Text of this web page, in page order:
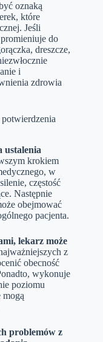
oznaką
które
Jeśli
do
dreszcze,
i
zdrowia
ustalenia
krokiem
w
częstość
Następnie
obejmować
pacjenta.
lekarz może
z
obecność
wykonuje
poziomu
problemów z